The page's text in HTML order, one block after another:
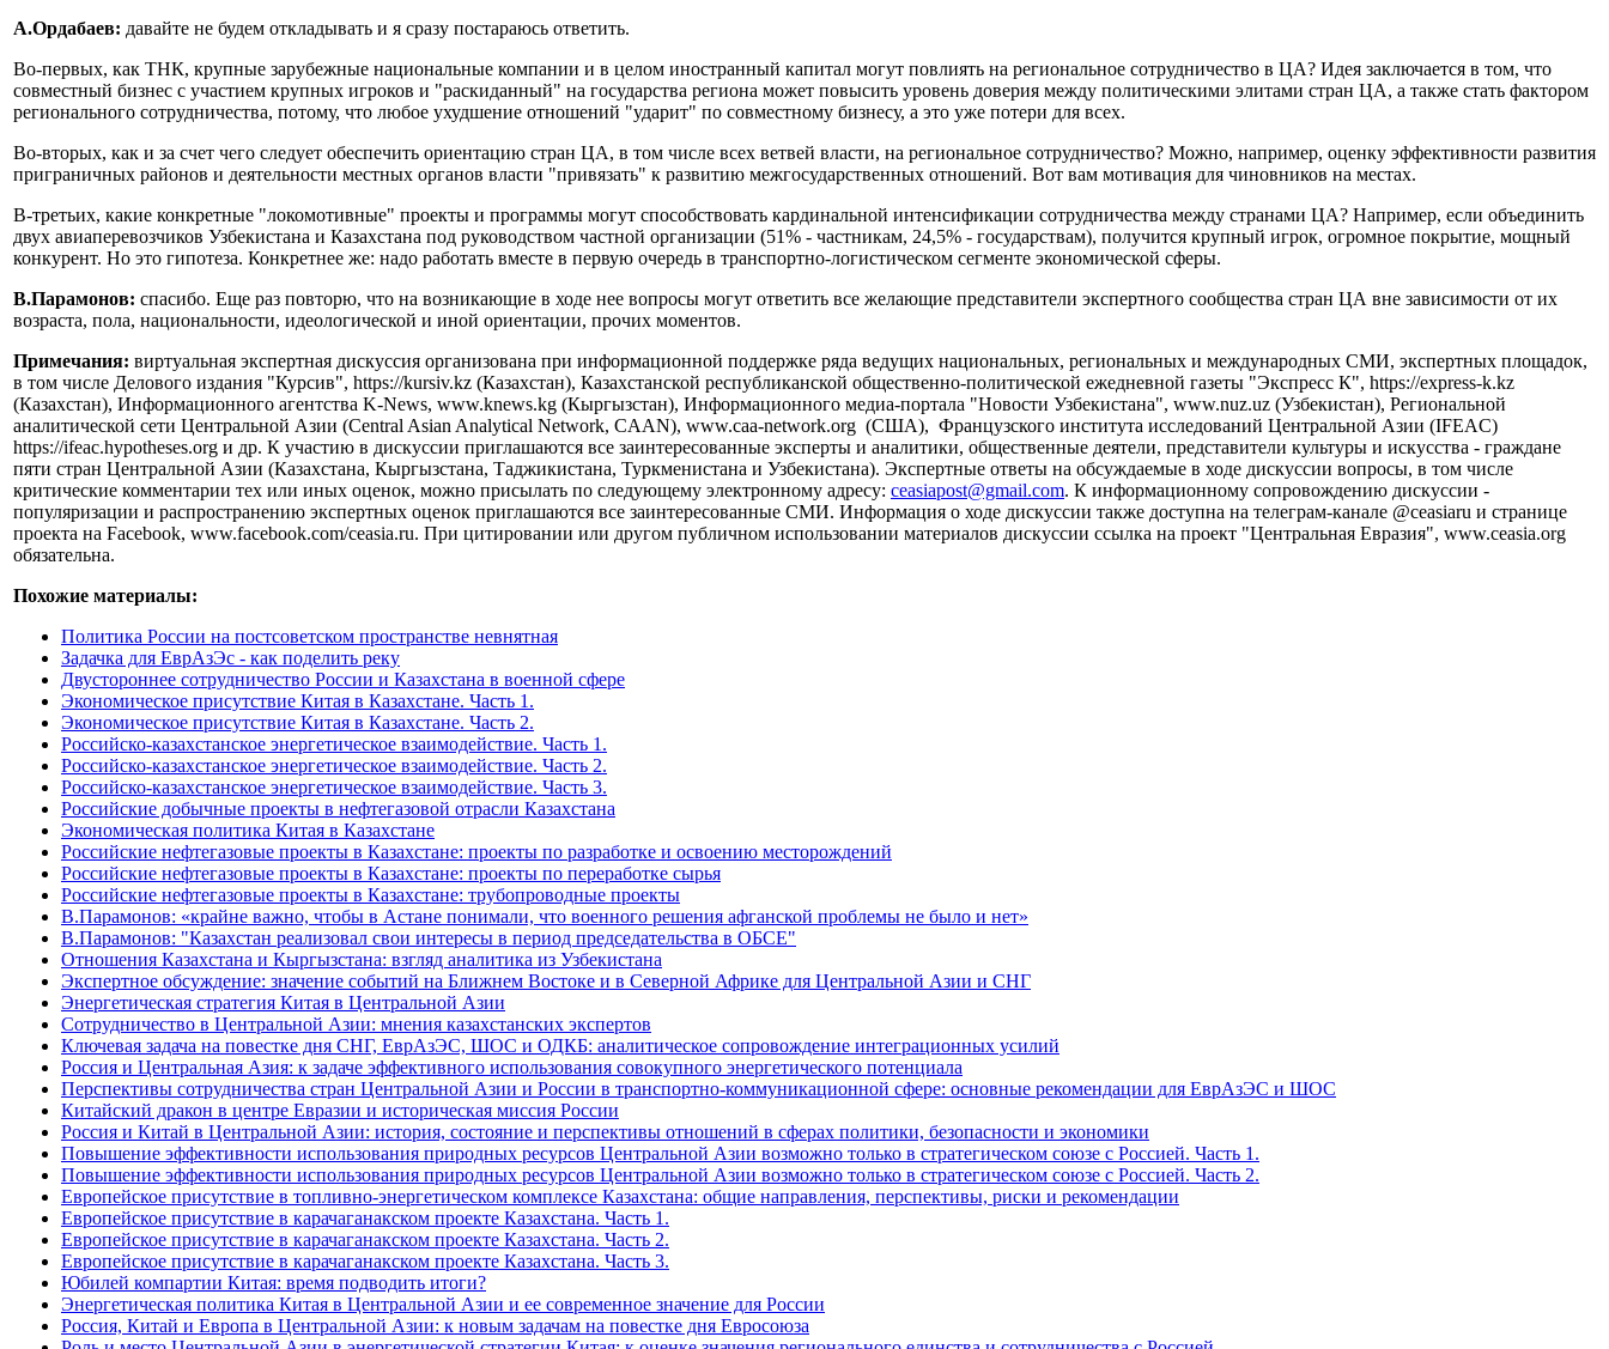
А.Ордабаев: давайте не будем откладывать и я сразу постараюсь ответить.
Во-первых, как ТНК, крупные зарубежные национальные компании и в целом иностранный капитал могут повлиять на региональное сотрудничество в ЦА? Идея заключается в том, что
совместный бизнес с участием крупных игроков и "раскиданный" на государства региона может повысить уровень доверия между политическими элитами стран ЦА, а также стать фактором
регионального сотрудничества, потому, что любое ухудшение отношений "ударит" по совместному бизнесу, а это уже потери для всех.
Во-вторых, как и за счет чего следует обеспечить ориентацию стран ЦА, в том числе всех ветвей власти, на региональное сотрудничество? Можно, например, оценку эффективности развития
приграничных районов и деятельности местных органов власти "привязать" к развитию межгосударственных отношений. Вот вам мотивация для чиновников на местах.
В-третьих, какие конкретные "локомотивные" проекты и программы могут способствовать кардинальной интенсификации сотрудничества между странами ЦА? Например, если объединить
двух авиаперевозчиков Узбекистана и Казахстана под руководством частной организации (51% - частникам, 24,5% - государствам), получится крупный игрок, огромное покрытие, мощный
конкурент. Но это гипотеза. Конкретнее же: надо работать вместе в первую очередь в транспортно-логистическом сегменте экономической сферы.
В.Парамонов: спасибо. Еще раз повторю, что на возникающие в ходе нее вопросы могут ответить все желающие представители экспертного сообщества стран ЦА вне зависимости от их
возраста, пола, национальности, идеологической и иной ориентации, прочих моментов.
Примечания: виртуальная экспертная дискуссия организована при информационной поддержке ряда ведущих национальных, региональных и международных СМИ, экспертных площадок,
в том числе Делового издания "Курсив", https://kursiv.kz (Казахстан), Казахстанской республиканской общественно-политической ежедневной газеты "Экспресс К", https://express-k.kz
(Казахстан), Информационного агентства K-News, www.knews.kg (Кыргызстан), Информационного медиа-портала "Новости Узбекистана", www.nuz.uz (Узбекистан), Региональной
аналитической сети Центральной Азии (Central Asian Analytical Network, CAAN), www.caa-network.org (США), Французского института исследований Центральной Азии (IFEAC)
https://ifeac.hypotheses.org и др. К участию в дискуссии приглашаются все заинтересованные эксперты и аналитики, общественные деятели, представители культуры и искусства - граждане
пяти стран Центральной Азии (Казахстана, Кыргызстана, Таджикистана, Туркменистана и Узбекистана). Экспертные ответы на обсуждаемые в ходе дискуссии вопросы, в том числе
критические комментарии тех или иных оценок, можно присылать по следующему электронному адресу: ceasiapost@gmail.com. К информационному сопровождению дискуссии -
популяризации и распространению экспертных оценок приглашаются все заинтересованные СМИ. Информация о ходе дискуссии также доступна на телеграм-канале @ceasiaru и странице
проекта на Facebook, www.facebook.com/ceasia.ru. При цитировании или другом публичном использовании материалов дискуссии ссылка на проект "Центральная Евразия", www.ceasia.org
обязательна.
Похожие материалы:
Политика России на постсоветском пространстве невнятная
Задачка для ЕврАзЭс - как поделить реку
Двустороннее сотрудничество России и Казахстана в военной сфере
Экономическое присутствие Китая в Казахстане. Часть 1.
Экономическое присутствие Китая в Казахстане. Часть 2.
Российско-казахстанское энергетическое взаимодействие. Часть 1.
Российско-казахстанское энергетическое взаимодействие. Часть 2.
Российско-казахстанское энергетическое взаимодействие. Часть 3.
Российские добычные проекты в нефтегазовой отрасли Казахстана
Экономическая политика Китая в Казахстане
Российские нефтегазовые проекты в Казахстане: проекты по разработке и освоению месторождений
Российские нефтегазовые проекты в Казахстане: проекты по переработке сырья
Российские нефтегазовые проекты в Казахстане: трубопроводные проекты
В.Парамонов: «крайне важно, чтобы в Астане понимали, что военного решения афганской проблемы не было и нет»
В.Парамонов: "Казахстан реализовал свои интересы в период председательства в ОБСЕ"
Отношения Казахстана и Кыргызстана: взгляд аналитика из Узбекистана
Экспертное обсуждение: значение событий на Ближнем Востоке и в Северной Африке для Центральной Азии и СНГ
Энергетическая стратегия Китая в Центральной Азии
Сотрудничество в Центральной Азии: мнения казахстанских экспертов
Ключевая задача на повестке дня СНГ, ЕврАзЭС, ШОС и ОДКБ: аналитическое сопровождение интеграционных усилий
Россия и Центральная Азия: к задаче эффективного использования совокупного энергетического потенциала
Перспективы сотрудничества стран Центральной Азии и России в транспортно-коммуникационной сфере: основные рекомендации для ЕврАзЭС и ШОС
Китайский дракон в центре Евразии и историческая миссия России
Россия и Китай в Центральной Азии: история, состояние и перспективы отношений в сферах политики, безопасности и экономики
Повышение эффективности использования природных ресурсов Центральной Азии возможно только в стратегическом союзе с Россией. Часть 1.
Повышение эффективности использования природных ресурсов Центральной Азии возможно только в стратегическом союзе с Россией. Часть 2.
Европейское присутствие в топливно-энергетическом комплексе Казахстана: общие направления, перспективы, риски и рекомендации
Европейское присутствие в карачаганакском проекте Казахстана. Часть 1.
Европейское присутствие в карачаганакском проекте Казахстана. Часть 2.
Европейское присутствие в карачаганакском проекте Казахстана. Часть 3.
Юбилей компартии Китая: время подводить итоги?
Энергетическая политика Китая в Центральной Азии и ее современное значение для России
Россия, Китай и Европа в Центральной Азии: к новым задачам на повестке дня Евросоюза